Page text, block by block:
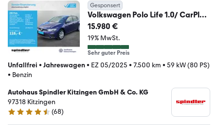
Gesponsert
Volkswagen Polo Life 1.0/ CarPlay,
Bluetooth, LED, SHZ, PDC
15.980 €
19% MwSt.
Sehr guter Preis
Unfallfrei • Jahreswagen• EZ 05/2025 • 7.500 km • 59 kW (80 PS)
• Benzin
Autohaus Spindler Kitzingen GmbH & Co. KG
97318 Kitzingen
4.3 Sterne
(68)